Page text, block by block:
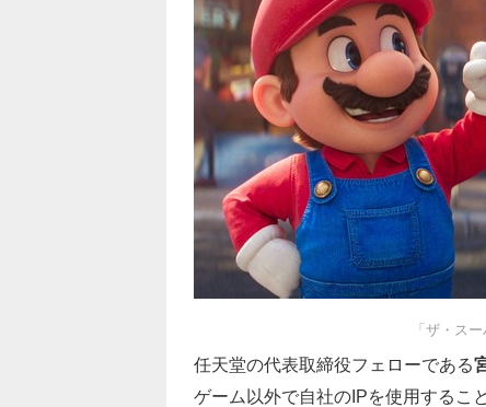
「ザ・ス
任天堂の代表取締役フェローである
ゲーム以外で自社のIPを使用するこ